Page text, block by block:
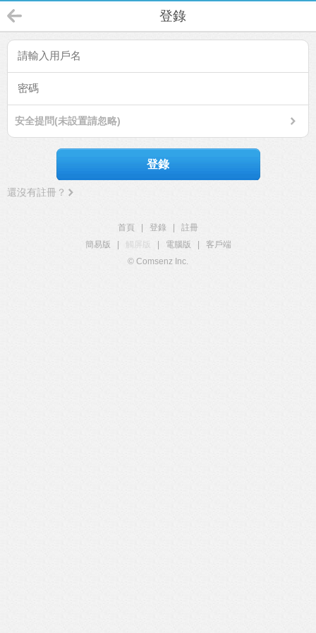
登錄
安全提問(未設置請忽略)
登錄
還沒有註冊？
首頁 登錄
註冊
簡易版
觸屏版 電腦版
客戶端
© Comsenz Inc.